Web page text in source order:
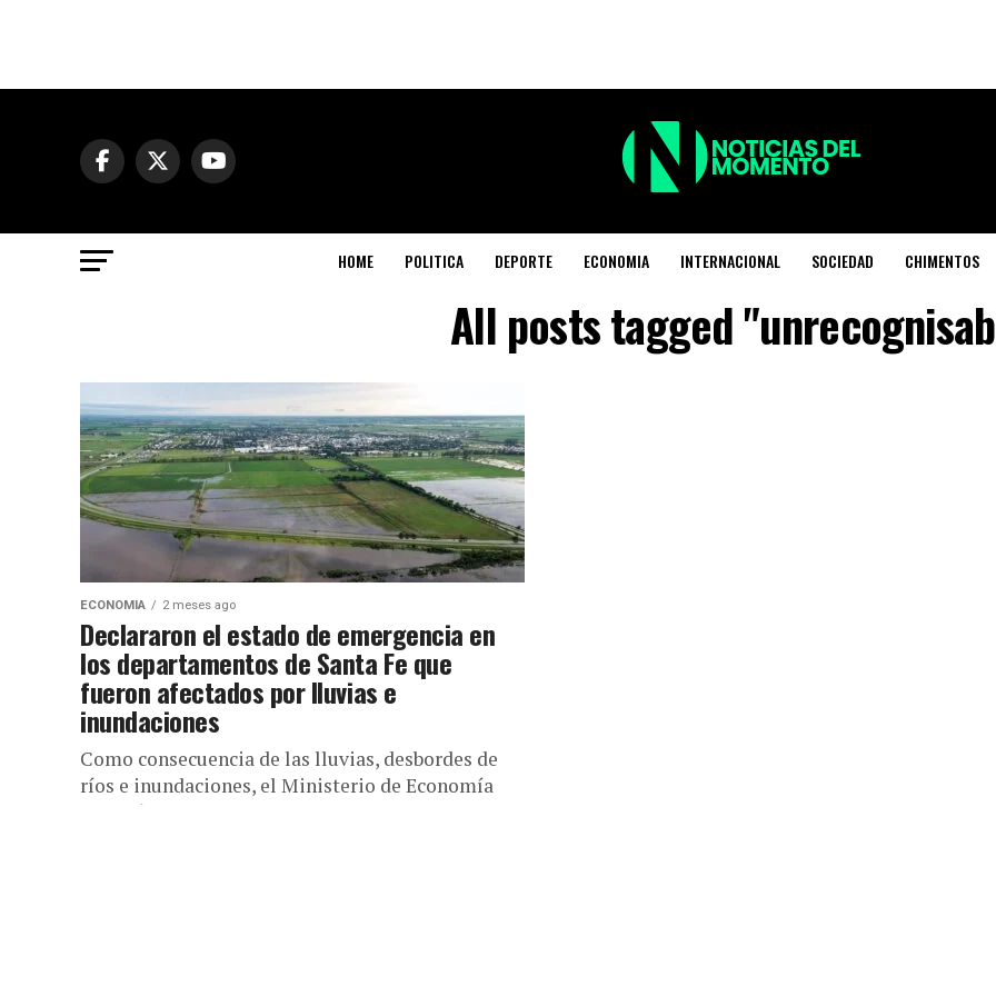
HOME POLITICA DEPORTE ECONOMIA INTERNACIONAL SOCIEDAD CHIMENTOS
All posts tagged
ECONOMIA 2 meses ago
Declararon el estado de emergencia en
los departamentos de Santa Fe que
fueron afectados por lluvias e
inundaciones
Como consecuencia de las lluvias, desbordes de
ríos e inundaciones, el Ministerio de Economía
declaró el estado de emergencia (DyN) Con